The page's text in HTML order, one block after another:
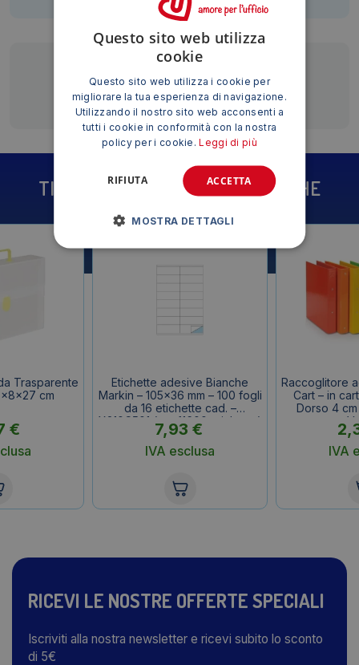
TI POTREBBE INTERESSARE ANCHE
Trasparente
cm
€
Etichette adesive Bianche
Markin – 105×36 mm – 100 fogli
da 16 etichette cad. –
X210C501 (conf.1600 etichette)
7,93 €
IVA esclusa
Raccoglitore
Cart – in
Dorso 4
IVA
RICEVI LE NOSTRE OFFERTE SPECIALI
Iscriviti alla nostra newsletter e ricevi subito lo sconto
di 5€
Questo sito web utilizza
cookie
Questo sito web utilizza i cookie per
migliorare la tua esperienza di navigazione.
Utilizzando il nostro sito web acconsenti a
tutti i cookie in conformità con la nostra
policy per i cookie.Leggi di più
ACCETTA
RIFIUTA
MOSTRA DETTAGLI